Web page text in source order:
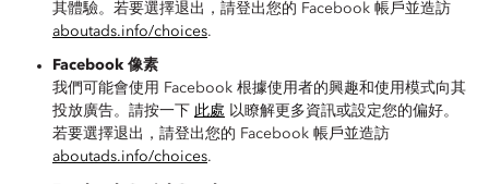
其體驗。若要選擇退出，請登出您的 Facebook 帳戶並造訪
aboutads.info/choices.
Facebook 像素
我們可能會使用 Facebook 根據使用者的興趣和使用模式向其
投放廣告。請按一下 此處 以瞭解更多資訊或設定您的偏好。
若要選擇退出，請登出您的 Facebook 帳戶並造訪
aboutads.info/choices.